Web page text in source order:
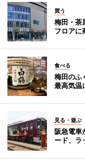
買う
梅田・茶
フロア
食べる
梅田のふ
最高気温
見る・遊ぶ
阪急電車
ード、ラ